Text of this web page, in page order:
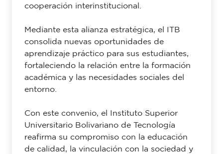
cooperación interinstitucional.
Mediante esta alianza estratégica, el ITB
consolida nuevas oportunidades de
aprendizaje práctico para sus estudiantes,
fortaleciendo la relación entre la formación
académica y las necesidades sociales del
entorno.
Con este convenio, el Instituto Superior
Universitario Bolivariano de Tecnología
reafirma su compromiso con la educación
de calidad, la vinculación con la sociedad y